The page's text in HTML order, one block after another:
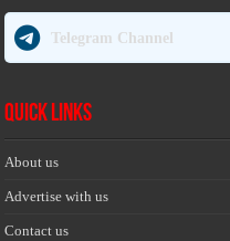
Telegram Channel
Quick Links
About us
Advertise with us
Contact us